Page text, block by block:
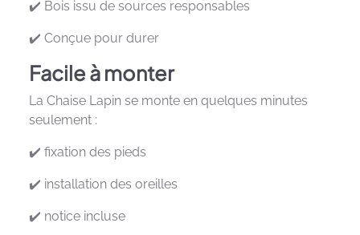
✔️ Bois issu de sources responsables
✔️ Conçue pour durer
Facile à monter
La Chaise Lapin se monte en quelques minutes
seulement :
✔️ fixation des pieds
✔️ installation des oreilles
✔️ notice incluse